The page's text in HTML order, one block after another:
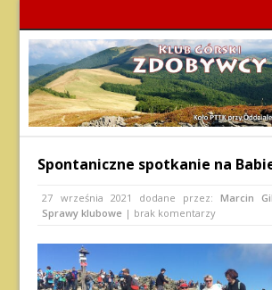
Spontaniczne spotkanie na
27 września 2021 dodane przez:Marcin
Sprawy klubowe | brak komentarzy